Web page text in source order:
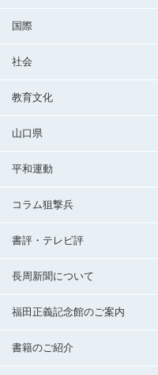
国際
社会
教育文化
山口県
平和運動
コラム狙撃兵
書評・テレビ評
長周新聞について
福田正義記念館のご案内
書籍のご紹介